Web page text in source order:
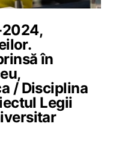
în
/ Disciplina
Legii